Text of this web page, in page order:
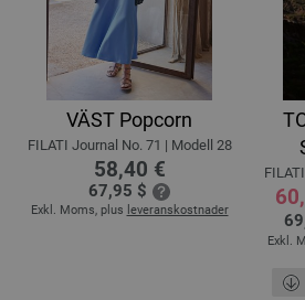
VÄST Popcorn
FILATI Journal No. 71 | Modell 28
58,40 €
67,95 $
Exkl. Moms, plus leveranskostnader
Exkl.